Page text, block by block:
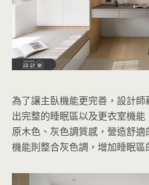
為了讓主臥機能更完善，設計
出完整的睡眠區以及更衣室機
原木色、灰色調質感，營造舒
機能則整合灰色調，增加睡眠區